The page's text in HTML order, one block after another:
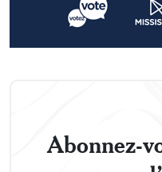
Abonnez-